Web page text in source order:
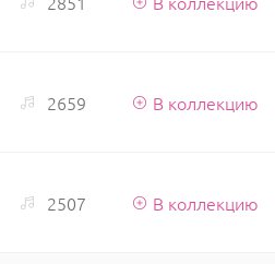
2659 В коллекцию
2507 В коллекцию